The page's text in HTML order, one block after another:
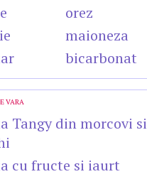
orez
maioneza
bicarbonat
VARA
Tangy din morcovi si
cu fructe si iaurt